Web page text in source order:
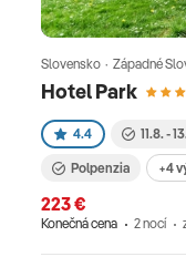
Hotel Park
Slovensko · Západné
4.4 11.8. -
Polpenzia +4
223 €
Konečná cena 2 nocí